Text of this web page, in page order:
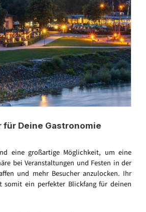
für Deine Gastronomie
eine großartige Möglichkeit, um eine
bei Veranstaltungen und Festen in der
und mehr Besucher anzulocken. Ihr
somit ein perfekter Blickfang für deinen